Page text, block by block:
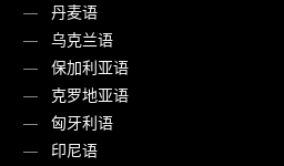
丹麦语
乌克兰语
保加利亚语
克罗地亚语
匈牙利语
印尼语